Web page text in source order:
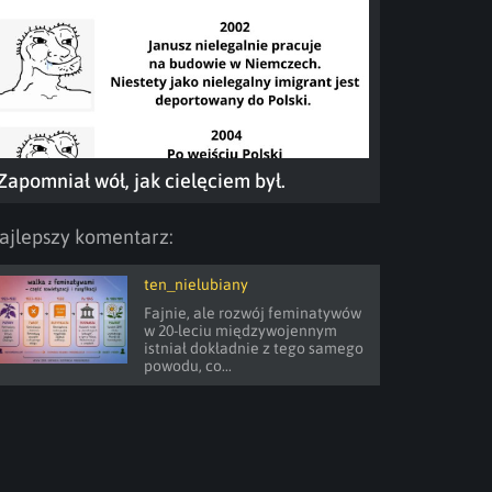
wół, jak cielęciem był.
komentarz:
ten_nielubiany
Fajnie, ale rozwój feminatywów
w 20-leciu międzywojennym
istniał dokładnie z tego samego
powodu, co...